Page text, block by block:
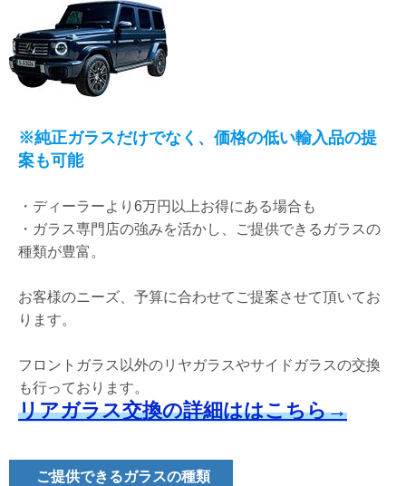
※純正ガラスだけでなく、価格の低い輸入品の提
案も可能
・ ディーラーより6万円以上お得にある場合も
・ガラス専門店の強みを活かし、ご提供できるガラスの
種類が豊富。
お客様のニーズ、予算に合わせてご提案させて頂いてお
ります。
フロントガラス以外のリヤガラスやサイドガラスの交換
も行っております。
リアガラス交換の詳細ははこちら→
ご提供できるガラスの種類